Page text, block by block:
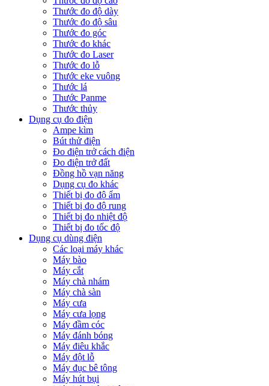
Thước đo độ dày
Thước đo độ sâu
Thước đo góc
Thước đo khác
Thước đo Laser
Thước đo lỗ
Thước eke vuông
Thước lá
Thước Panme
Thước thủy
Dụng cụ đo điện
Ampe kìm
Bút thử điện
Đo điện trở cách điện
Đo điện trở đất
Đồng hồ vạn năng
Dụng cụ đo khác
Thiết bị đo độ ẩm
Thiết bị đo độ rung
Thiết bị đo nhiệt độ
Thiết bị đo tốc độ
Dụng cụ dùng điện
Các loại máy khác
Máy bào
Máy cắt
Máy chà nhám
Máy chà sàn
Máy cưa
Máy cưa lọng
Máy đầm cóc
Máy đánh bóng
Máy điêu khắc
Máy đột lỗ
Máy đục bê tông
Máy hút bụi